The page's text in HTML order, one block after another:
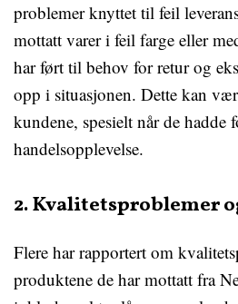
problemer knyttet til feil
mottatt varer i feil farge eller
har ført til behov for retur og
opp i situasjonen. Dette kan
kundene, spesielt når de hadde
handelsopplevelse.
2. Kvalitetsproblemer
Flere har rapportert om
produktene de har mottatt fra